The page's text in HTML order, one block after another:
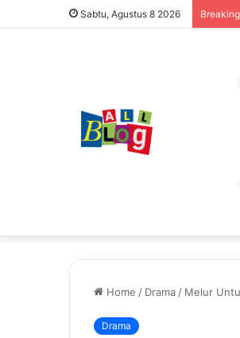
Sabtu, Agustus 8 2026
Home / Drama / Melur
Drama